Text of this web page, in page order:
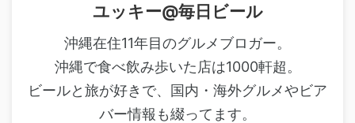
ユッキー@毎日ビール
沖縄在住11年目のグルメブロガー。
沖縄で食べ飲み歩いた店は1000軒超。
ビールと旅が好きで、国内・海外グルメやビア
バー情報も綴ってます。